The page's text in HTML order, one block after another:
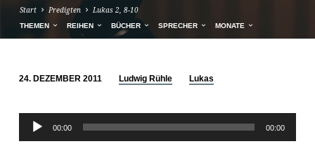
Start Predigten Lukas 2, 8-10
THEMEN REIHEN BÜCHER SPRECHER MONATE
2,
10
24. DEZEMBER 2011 Ludwig Rühle Lukas
Audio-
Player
00:00 00:00